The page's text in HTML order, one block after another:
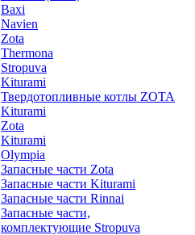
Baxi
Navien
Zota
Thermona
Stropuva
Kiturami
Твердотопливные котлы ZOTA
Kiturami
Zota
Kiturami
Olympia
Запасные части Zota
Запасные части Kiturami
Запасные части Rinnai
Запасные части,
комплектующие Stropuva